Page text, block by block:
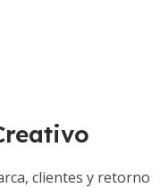
clientes y retorno